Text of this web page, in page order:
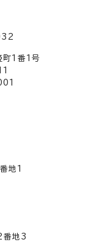
1番1号
地1
番地3